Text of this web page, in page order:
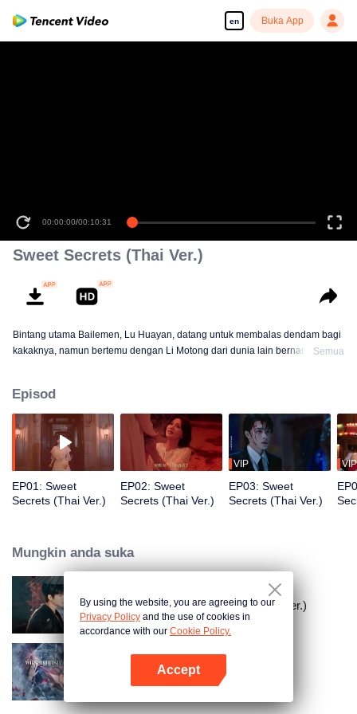
en Buka App
00:00:00/00:10:31
Sweet Secrets (Thai Ver.)
Bintang utama Bailemen, Lu Huayan, datang untuk membalas dendam bagi
kakaknya, namun bertemu dengan Li Motong dari dunia lain bernama
disangka, dia mendapati Lu Huayan ialah kekasihnya dari kehidupan lalu,
cinta dan dendam pun kembali bersemi dalam pertarungan takdir mereka.
Semua
Episod
EP01: Sweet
Secrets (Thai Ver.)
EP02: Sweet
Secrets (Thai Ver.)
VIP
EP03: Sweet
Secrets (Thai Ver.)
VIP
Mungkin anda suka
Love Beyond The Curse (Thai Ver.)
Twin Fates (Thai. Ver.)
By using the website, you are agreeing to our
Privacy Policy and the use of cookies in
accordance with our Cookie Policy.
Accept